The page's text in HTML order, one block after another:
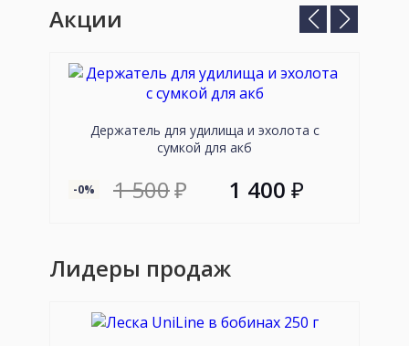
Акции
Предыдущий
слайдслайд
Держатель для удилища и эхолота с
сумкой для акб
-0% 1 500₽ 1 400 ₽
Лидеры продаж